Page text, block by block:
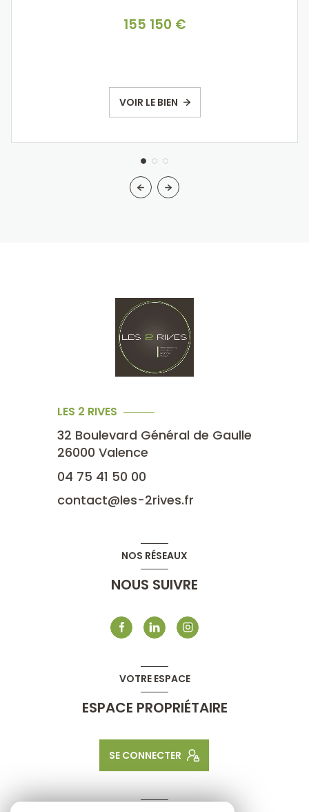
155 150 €
VOIR LE BIEN
LES 2 RIVES
32 Boulevard Général de Gaulle
26000 Valence
04 75 41 50 00
contact@les-2rives.fr
NOS RÉSEAUX
NOUS SUIVRE
VOTRE ESPACE
ESPACE PROPRIÉTAIRE
SE CONNECTER